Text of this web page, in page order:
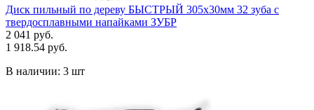
Диск пильный по дереву БЫСТРЫЙ 305х30мм 32 зуба с
твердосплавными напайками ЗУБР
2 041 руб.
1 918.54 руб.
В наличии: 3 шт